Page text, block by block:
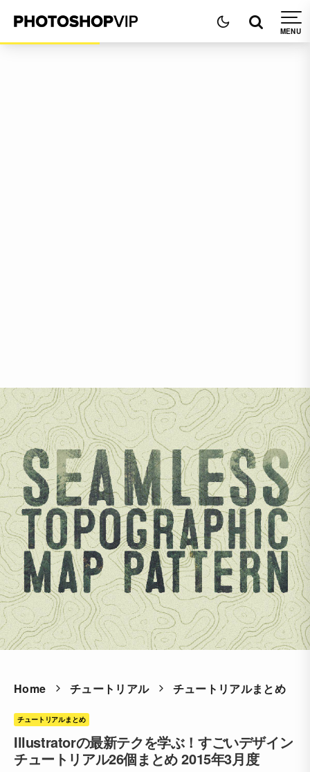
Home チュートリアル チュートリアルまとめ
チュートリアルまとめ
Illustratorの最新テクを学ぶ！すごいデザイン
チュートリアル26個まとめ 2015年3月度